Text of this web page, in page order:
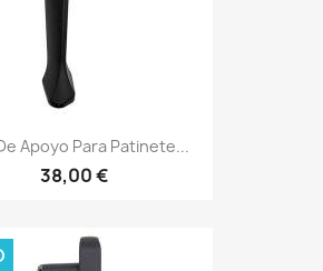
Apoyo Para Patinete...
38,00 €